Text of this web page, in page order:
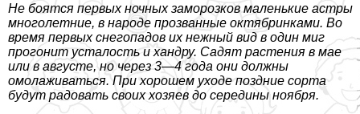
Не боятся первых ночных заморозков маленькие астры
многолетние, в народе прозванные октябринками. Во
время первых снегопадов их нежный вид в один миг
прогонит усталость и хандру. Садят растения в мае
или в августе, но через 3—4 года они должны
омолаживаться. При хорошем уходе поздние сорта
будут радовать своих хозяев до середины ноября.